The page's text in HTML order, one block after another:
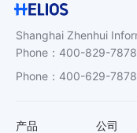
Shanghai Zhenhui
Phone ： 400-829-7878
Phone ： 400-629-7878
产品 公司